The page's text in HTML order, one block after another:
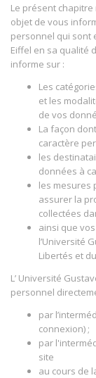
Le présent chapitre
objet de vous
personnel qui sont
Eiffel en sa qualité
informe sur :
Les
et les
de vos
La façon
caractère
les
données à
les mesures
assurer la
collectées
ainsi que
l’Université
Libertés et
L’ Université
personnel
par
connexion) ;
par
site
au cours de